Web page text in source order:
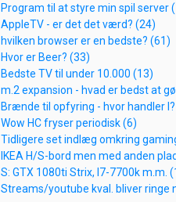
Program til at styre min spil server
AppleTV - er det det værd? (24)
hvilken browser er en bedste? (61)
Hvor er Beer? (33)
Bedste TV til under 10.000 (13)
m.2 expansion - hvad er bedst at
Brænde til opfyring - hvor handler
Wow HC fryser periodisk (6)
Tidligere set indlæg omkring
IKEA H/S-bord men med anden
S: GTX 1080ti Strix, I7-7700k m.m.
Streams/youtube kval. bliver ringe